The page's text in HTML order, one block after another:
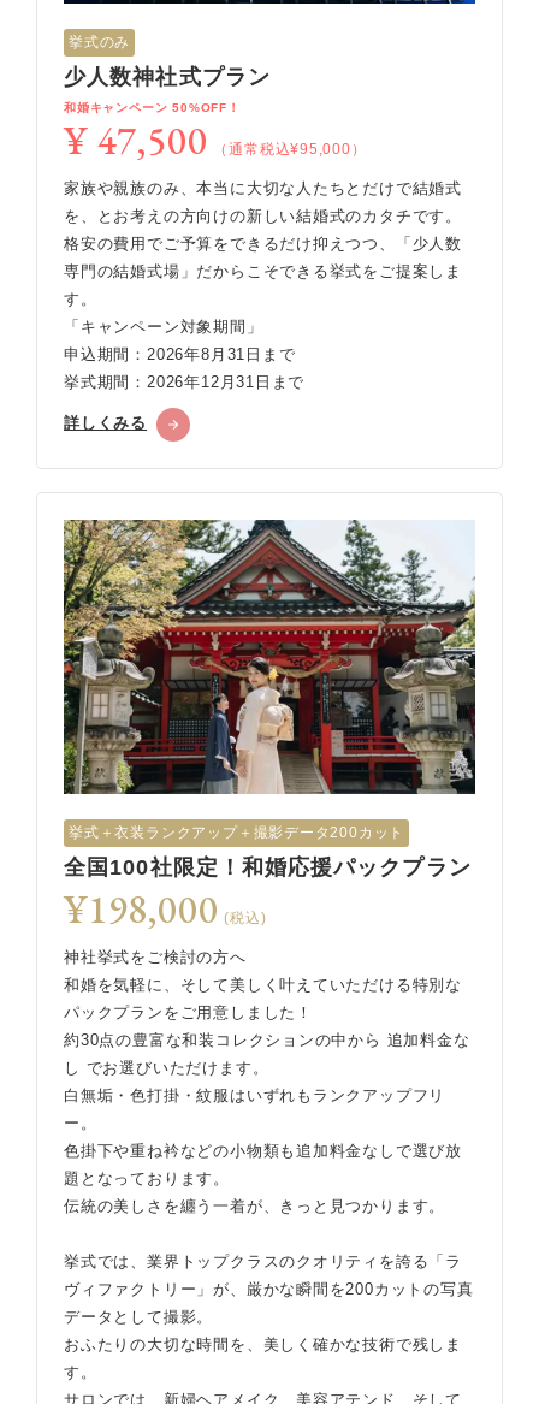
挙式のみ
少人数神社式プラン
和婚キャンペーン 50%OFF！
¥ 47,500 （通常税込¥95,000）
家族や親族のみ、本当に大切な人たちとだけで結婚式
を、とお考えの方向けの新しい結婚式のカタチです。
格安の費用でご予算をできるだけ抑えつつ、「少人数
専門の結婚式場」だからこそできる挙式をご提案しま
す。
「キャンペーン対象期間」
申込期間：2026年8月31日まで
挙式期間：2026年12月31日まで
詳しくみる
挙式︎＋衣装ランクアップ＋撮影データ200カット
全国100社限定！和婚応援パックプラン
¥198,000 (税込)
神社挙式をご検討の方へ
和婚を気軽に、そして美しく叶えていただける特別な
パックプランをご用意しました！
約30点の豊富な和装コレクションの中から 追加料金な
し でお選びいただけます。
白無垢・色打掛・紋服はいずれもランクアップフリ
ー。
色掛下や重ね衿などの小物類も追加料金なしで選び放
題となっております。
伝統の美しさを纏う一着が、きっと見つかります。
挙式では、業界トップクラスのクオリティを誇る「ラ
ヴィファクトリー」が、厳かな瞬間を200カットの写真
データとして撮影。
おふたりの大切な時間を、美しく確かな技術で残しま
す。
サロンでは、新婦ヘアメイク、美容アテンド、そして